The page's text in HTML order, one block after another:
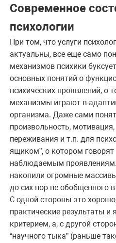
Современное
психологии
При том, что услуги
актуальны, все еще само
механизмов психики
основных понятий о
психических проявлений, о
механизмы играют в
организма. Даже сами
произвольность,
переживания и т.п. для
ящиком”, о котором
наблюдаемым
накопили огромные
до сих пор не обобщенного
С одной стороны это
практические результаты
критерием, а, с другой
“научного тыка” (раньше